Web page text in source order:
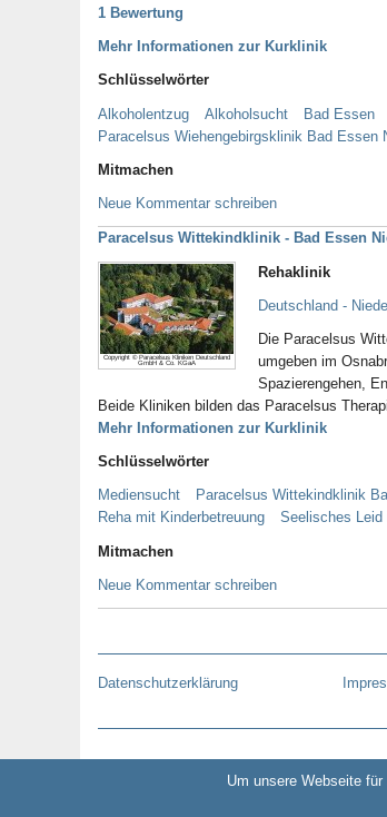
1 Bewertung
Mehr Informationen zur Kurklinik
Schlüsselwörter
Alkoholentzug Alkoholsucht Bad Essen
Paracelsus Wiehengebirgsklinik Bad Essen
Mitmachen
Neue Kommentar schreiben
Paracelsus Wittekindklinik - Bad Essen
Copyright © Paracelsus Kliniken Deutschland
GmbH & Co. KGaA
Rehaklinik
Deutschland -
Die Paracelsus
umgeben im
Spazierengehen,
Beide Kliniken bilden das Paracelsus
Mehr Informationen zur Kurklinik
Schlüsselwörter
Mediensucht Paracelsus Wittekindklinik
Reha mit Kinderbetreuung
Seelisches Leid
Mitmachen
Neue Kommentar schreiben
Datenschutzerklärung
Um unsere Webseite